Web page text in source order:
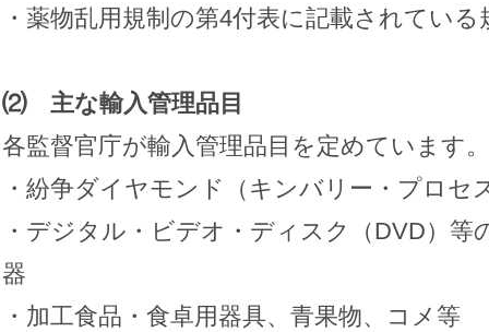
・薬物乱用規制の第4付表に記載されてい
⑵ 主な輸入管理品目
各監督官庁が輸入管理品目を定めています。
・紛争ダイヤモンド（キンバリー・プロセ
・デジタル・ビデオ・ディスク（DVD）等
器
・加工食品・食卓用器具、青果物、コメ等